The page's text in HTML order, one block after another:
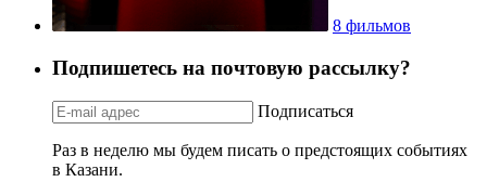
8 фильмов
Подпишетесь на почтовую рассылку?
Подписаться
Раз в неделю мы будем писать о предстоящих событиях
в Казани.